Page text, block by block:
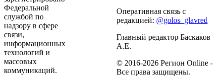
Федеральной
службой по
надзору в сфере
связи,
информационных
технологий и
массовых
коммуникаций.
Оперативная связь с
редакцией: @golos_glavred
Главный редактор Баскаков
А.Е.
© 2016-2026 Регион Online -
Все права защищены.